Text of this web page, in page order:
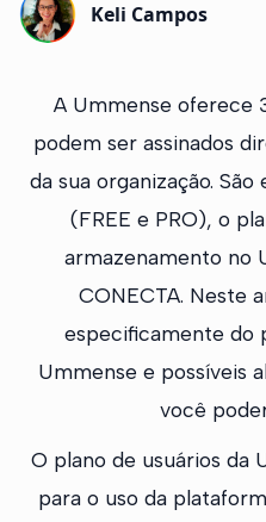
Keli Campos
A Ummense oferece
podem ser assinados
da sua organização.
(FREE e PRO), o
armazenamento no
CONECTA. Neste
especificamente do
Ummense e possíveis
você
O plano de usuários da
para o uso da